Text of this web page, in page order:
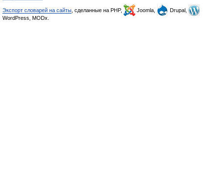
Экспорт словарей на сайты , сделанные на PHP, Joomla,
Drupal,
WordPress, MODx.